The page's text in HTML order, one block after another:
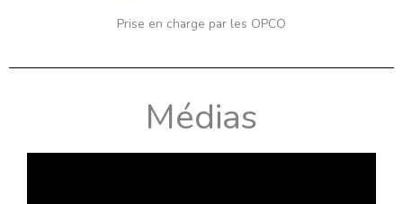
Prise en charge par les OPCO
Médias